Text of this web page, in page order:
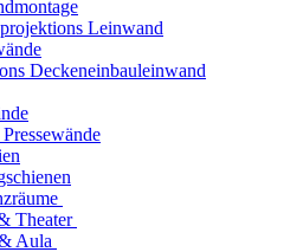
Leinwand
Deckeneinbauleinwand
Theater
Aula